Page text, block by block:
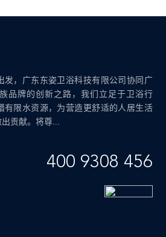
发，广东东姿卫浴科技有限公司协同广
品牌的创新之路，我们立足于卫浴行
有限水资源，为营造更舒适的人居生活
贡献。将尊...
400 9308 456